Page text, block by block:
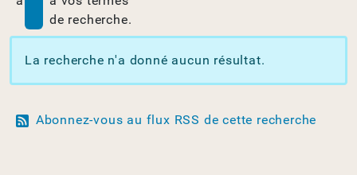
de recherche.
La recherche n'a donné aucun résultat.
Abonnez-vous au flux RSS de cette recherche